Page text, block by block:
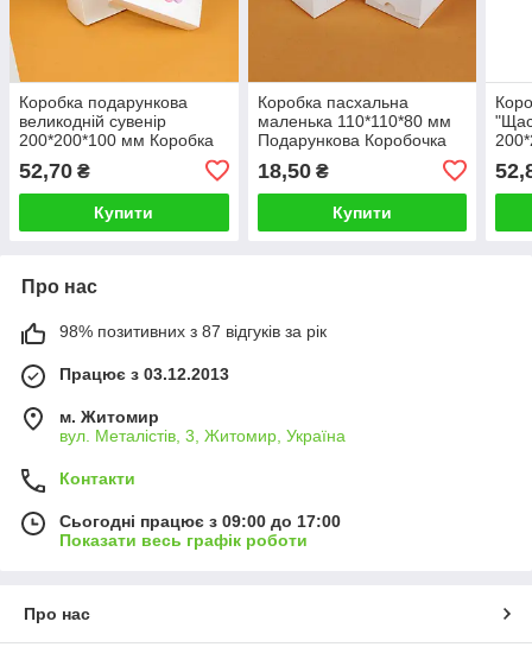
Коробка подарункова
великодній сувенір
200*200*100 мм Коробка
подарунки
52,70 ₴
Купити
Коробка пасхальна
маленька 110*110*80 мм
Подарункова Коробочка
"Щасливого Великодня"
18,50₴
Купити
для
Про нас
98% позитивних з 87 відгуків за рік
Працює з 03.12.2013
м. Житомир
вул. Металістів, 3, Житомир, Україна
Контакти
Сьогодні працює з 09:00 до 17:00
Показати весь графік роботи
Про нас